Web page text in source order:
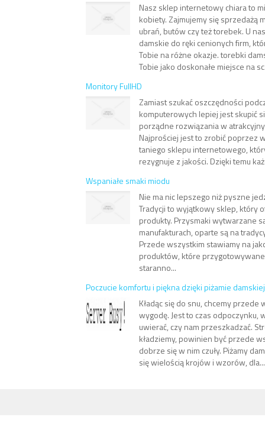
Nasz sklep internetowy chiara to
kobiety. Zajmujemy się sprzedażą
ubrań, butów czy też torebek. U
damskie do ręki cenionych firm,
Tobie na różne okazje. torebki
Tobie jako doskonałe miejsce na
Monitory FullHD
Zamiast szukać oszczędności
komputerowych lepiej jest skupić
porządne rozwiązania w
Najprościej jest to zrobić poprzez
taniego sklepu internetowego,
rezygnuje z jakości. Dzięki temu
Wspaniałe smaki miodu
Nie ma nic lepszego niż pyszne
Tradycji to wyjątkowy sklep, który
produkty. Przysmaki wytwarzane
manufakturach, oparte są na
Przede wszystkim stawiamy na
produktów, które
staranno...
Poczucie komfortu i piękna dzięki piżamie damskiej
Kładąc się do snu, chcemy przede
wygodę. Jest to czas odpoczynku,
uwierać, czy nam przeszkadzać.
kładziemy, powinien być przede
dobrze się w nim czuły. Piżamy
się wielością krojów i wzorów, dla...